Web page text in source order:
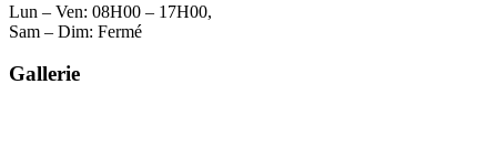
Lun – Ven: 08H00 – 17H00,
Sam – Dim: Fermé
Gallerie